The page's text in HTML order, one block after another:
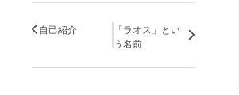
自己紹介
「ラオス」とい
う名前